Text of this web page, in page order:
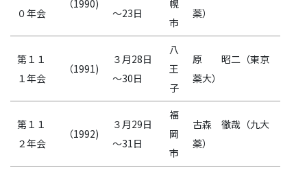
０年会
（1990)
～23日
幌
市
薬）
第１１
１年会
（1991)
３月28日
～30日
八
王
子
原 昭二（東京
薬大）
第１１
２年会
（1992)
３月29日
～31日
福
岡
市
古森 徹哉（九大
薬）